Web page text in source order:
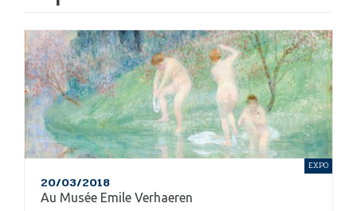
20/03/2018
Au Musée Emile Verhaeren
EXPO